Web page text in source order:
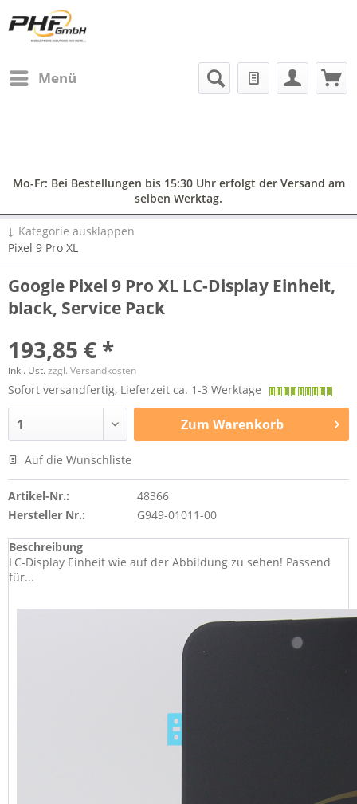
Menü
Mo-Fr: Bei Bestellungen bis 15:30 Uhr erfolgt der Versand am
selben Werktag.
↓ Kategorie ausklappen
Pixel 9 Pro XL
Google Pixel 9 Pro XL LC-Display Einheit,
black, Service Pack
193,85 € *
inkl. Ust.zzgl. Versandkosten
Sofort versandfertig, Lieferzeit ca. 1-3 Werktage
Zum Warenkorb
Auf die Wunschliste
Artikel-Nr.:
48366
Hersteller Nr.:
G949-01011-00
Beschreibung
LC-Display Einheit wie auf der Abbildung zu sehen! Passend
für...